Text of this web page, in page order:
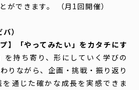
ができます。 （月1回開催）
）
】「やってみたい」をカタチにす
を持ち寄り、形にしていく学びの
りながら、企画・挑戦・振り返り
通じた確かな成長を実感できま